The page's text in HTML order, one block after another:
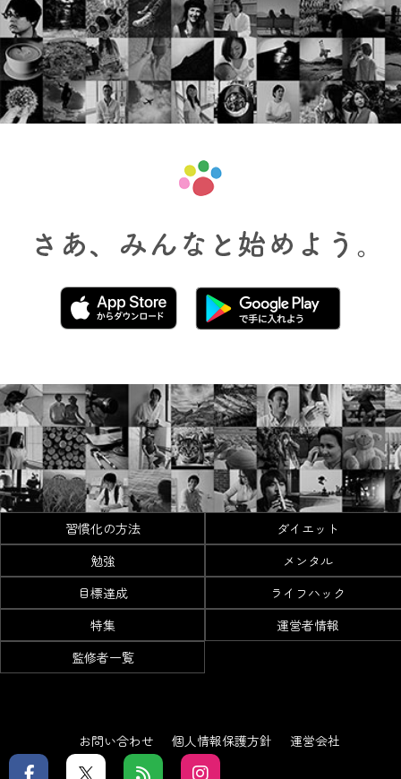
習慣化の方法
ダイエット
勉強
メンタル
目標達成
ライフハック
特集
運営者情報
監修者一覧
お問い合わせ 個人情報保護方針 運営会社